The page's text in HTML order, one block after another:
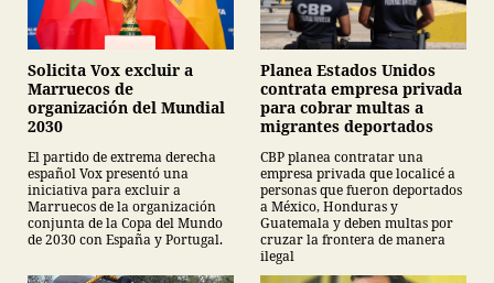
Solicita Vox excluir a
Marruecos de
organización del Mundial
2030
El partido de extrema derecha
español Vox presentó una
iniciativa para excluir a
Marruecos de la organización
conjunta de la Copa del Mundo
de 2030 con España y Portugal.
Planea Estados Unidos
contrata empresa privada
para cobrar multas a
migrantes deportados
CBP planea contratar una
empresa privada que localicé a
personas que fueron deportados
a México, Honduras y
Guatemala y deben multas por
cruzar la frontera de manera
ilegal